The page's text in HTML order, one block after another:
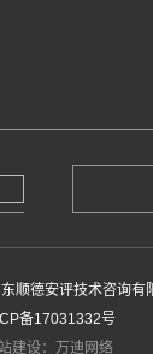
顺德安评技术咨询有
备17031332号
建设：万迪网络